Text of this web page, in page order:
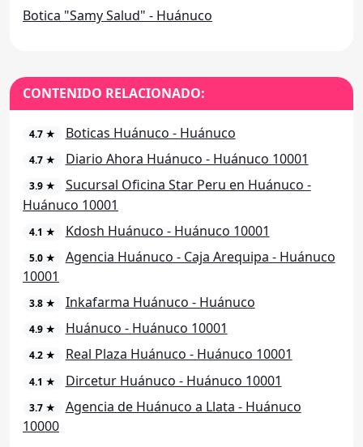
Botica "Samy Salud" - Huánuco
CONTENIDO RELACIONADO:
4.7 ★ Boticas Huánuco - Huánuco
4.7 ★ Diario Ahora Huánuco - Huánuco 10001
3.9 ★
Sucursal Oficina Star Peru en Huánuco -
Huánuco 10001
4.1 ★ Kdosh Huánuco - Huánuco 10001
5.0 ★
Agencia Huánuco - Caja Arequipa - Huánuco
10001
3.8 ★ Inkafarma Huánuco - Huánuco
4.9 ★ Huánuco - Huánuco 10001
4.2 ★ Real Plaza Huánuco - Huánuco 10001
4.1 ★ Dircetur Huánuco - Huánuco 10001
3.7 ★
Agencia de Huánuco a Llata - Huánuco
10000